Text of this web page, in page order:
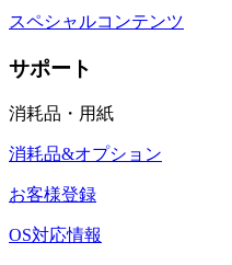
スペシャルコンテンツ
サポート
消耗品・用紙
消耗品&オプション
お客様登録
OS対応情報